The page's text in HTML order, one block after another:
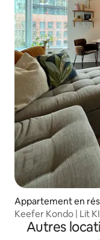
Appartement en
couver
Keefer Kondo | Lit
Autres